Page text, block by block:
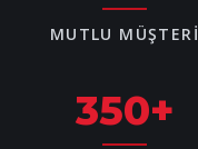
MUTLU MÜŞTERI
350+